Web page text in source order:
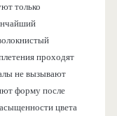
только
проходят
не вызывают
форму после
цвета